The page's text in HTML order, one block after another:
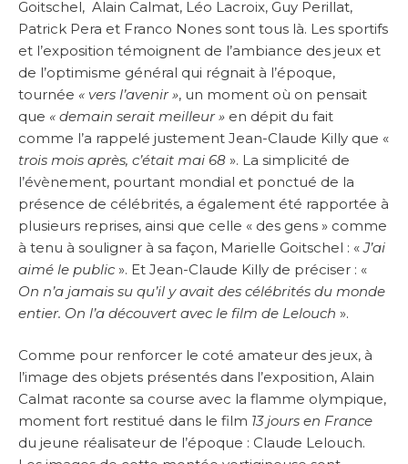
Goitschel, Alain Calmat, Léo Lacroix, Guy Perillat,
Patrick Pera et Franco Nones sont tous là. Les sportifs
et l’exposition témoignent de l’ambiance des jeux et
de l’optimisme général qui régnait à l’époque,
tournée « vers l’avenir », un moment où on pensait
que « demain serait meilleur » en dépit du fait
comme l’a rappelé justement Jean-Claude Killy que «
trois mois après, c’était mai 68 ». La simplicité de
l’évènement, pourtant mondial et ponctué de la
présence de célébrités, a également été rapportée à
plusieurs reprises, ainsi que celle « des gens » comme
à tenu à souligner à sa façon, Marielle Goitschel : «J’ai
aimé le public ». Et Jean-Claude Killy de préciser : «
On n’a jamais su qu’il y avait des célébrités du monde
entier. On l’a découvert avec le film de Lelouch ».
Comme pour renforcer le coté amateur des jeux, à
l’image des objets présentés dans l’exposition, Alain
Calmat raconte sa course avec la flamme olympique,
moment fort restitué dans le film 13 jours en France
du jeune réalisateur de l’époque : Claude Lelouch.